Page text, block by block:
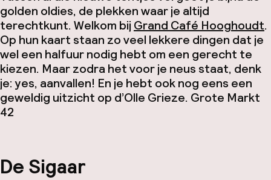
golden oldies, de plekken waar je altijd
terechtkunt. Welkom bij Grand Café Hooghoudt.
Op hun kaart staan zo veel lekkere dingen dat je
wel een halfuur nodig hebt om een gerecht te
kiezen. Maar zodra het voor je neus staat, denk
je: yes, aanvallen! En je hebt ook nog eens een
geweldig uitzicht op d’Olle Grieze. Grote Markt
42
De Sigaar